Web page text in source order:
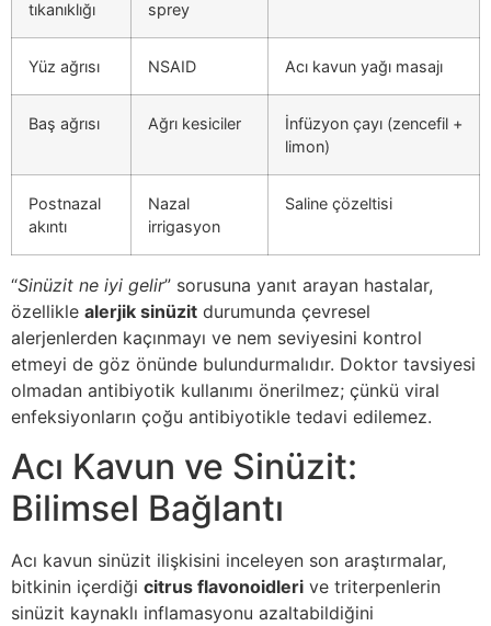
tıkanıklığı
sprey
Yüz ağrısı NSAID Acı kavun yağı masajı
Baş ağrısı Ağrı kesiciler
İnfüzyon çayı (zencefil +
limon)
Postnazal
akıntı
Nazal
irrigasyon
Saline çözeltisi
“Sinüzit ne iyi gelir” sorusuna yanıt arayan hastalar,
özellikle alerjik sinüzit durumunda çevresel
alerjenlerden kaçınmayı ve nem seviyesini kontrol
etmeyi de göz önünde bulundurmalıdır. Doktor tavsiyesi
olmadan antibiyotik kullanımı önerilmez; çünkü viral
enfeksiyonların çoğu antibiyotikle tedavi edilemez.
Acı Kavun ve Sinüzit:
Bilimsel Bağlantı
Acı kavun sinüzit ilişkisini inceleyen son araştırmalar,
bitkinin içerdiği citrus flavonoidleri ve triterpenlerin
sinüzit kaynaklı inflamasyonu azaltabildiğini